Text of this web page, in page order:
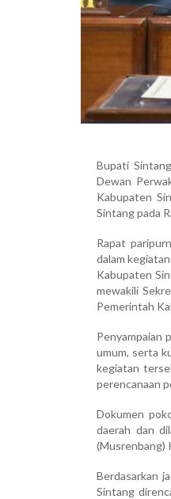
Bupati
Dewan
Kabupaten
Sintang pada
Rapat
dalam
Kabupaten
mewakili
Pemerintah
Penyampaian
umum, serta
kegiatan
perencanaan
Dokumen
daerah dan
(Musrenbang)
Berdasarkan
Sintang